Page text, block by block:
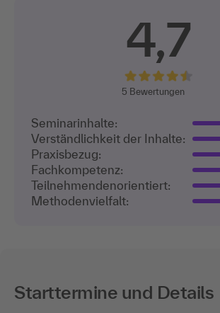
4,7
5 Bewertungen
Seminarinhalte:
Verständlichkeit der Inhalte:
Praxisbezug:
Fachkompetenz:
Teilnehmenden­orientiert:
Methodenvielfalt:
Starttermine und Details